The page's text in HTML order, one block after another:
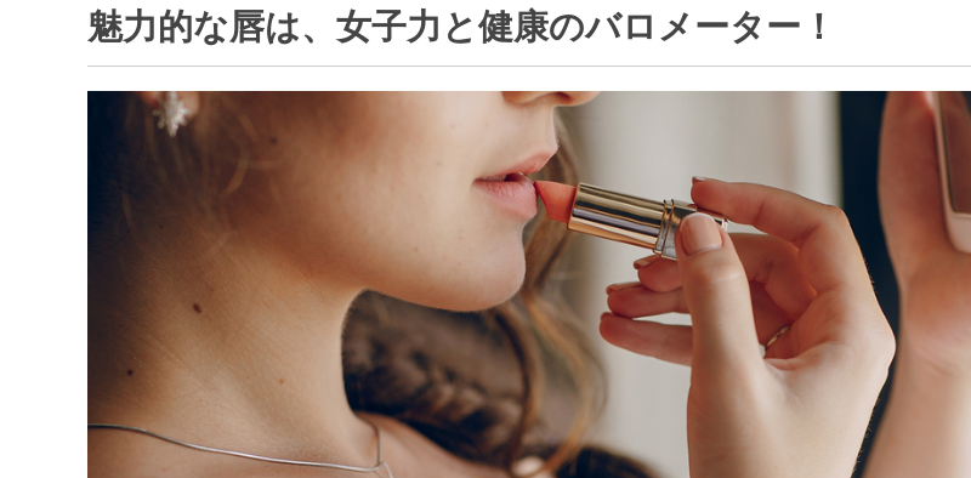
魅力的な唇は、女子力と健康のバロメーター！